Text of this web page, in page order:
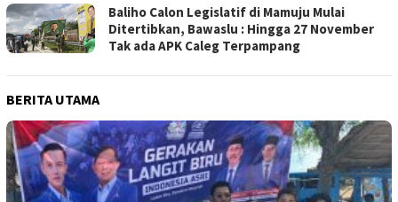
Baliho Calon Legislatif di Mamuju Mulai
Ditertibkan, Bawaslu : Hingga 27 November
Tak ada APK Caleg Terpampang
BERITA UTAMA